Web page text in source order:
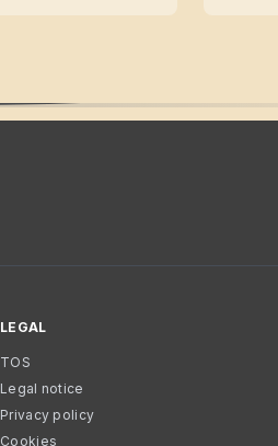
LEGAL
TOS
Legal notice
Privacy policy
Cookies